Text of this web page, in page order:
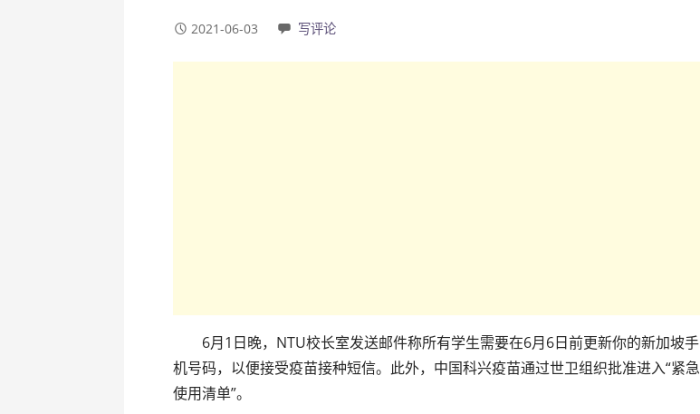
2021-06-03 写评论
6月1日晚，NTU校长室发送邮件称所有学生需要在6月6日前更新你的新加坡手
机号码，以便接受疫苗接种短信。此外，中国科兴疫苗通过世卫组织批准进入“紧急
使用清单”。